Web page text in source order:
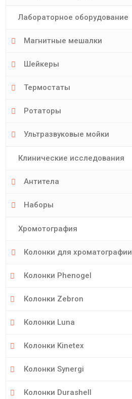
Лабораторное оборудование
Магнитные мешалки
Шейкеры
Термостаты
Ротаторы
Ультразвуковые мойки
Клинические исследования
Антитела
Наборы
Хромотография
Колонки для хроматографии
Колонки Phenogel
Колонки Zebron
Колонки Luna
Колонки Kinetex
Колонки Synergi
Колонки Durashell